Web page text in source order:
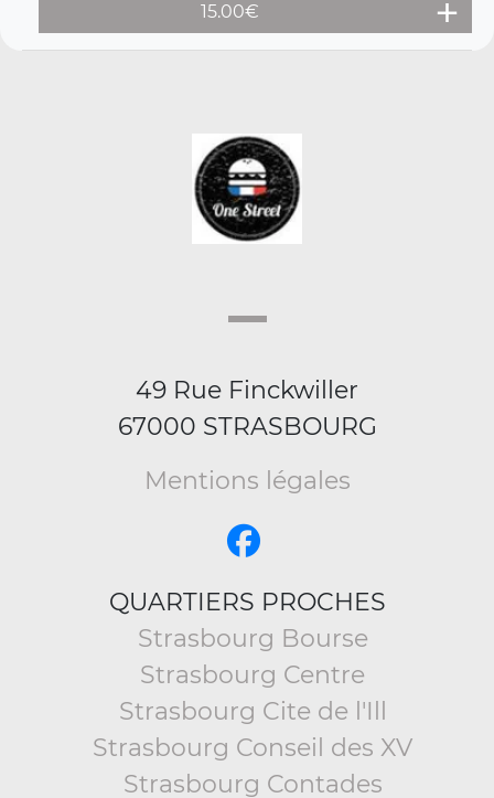
15.00€
49 Rue Finckwiller
67000 STRASBOURG
Mentions légales
QUARTIERS PROCHES
Strasbourg Bourse
Strasbourg Centre
Strasbourg Cite de l'Ill
Strasbourg Conseil des XV
Strasbourg Contades